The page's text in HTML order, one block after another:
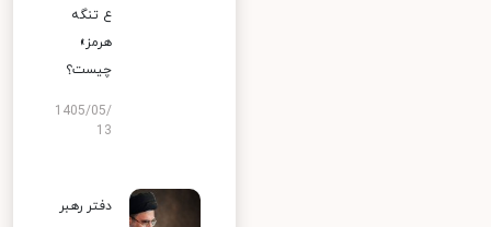
ع تنگه
هرمز»
چیست؟
1405/05/
13
دفتر رهبر